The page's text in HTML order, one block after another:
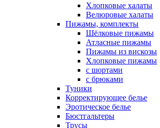
Хлопковые халаты
Велюровые халаты
Пижамы, комплекты
Шёлковые пижамы
Атласные пижамы
Пижамы из вискозы
Хлопковые пижамы
с шортами
с брюками
Туники
Корректирующее белье
Эротическое белье
Бюстгальтеры
Трусы